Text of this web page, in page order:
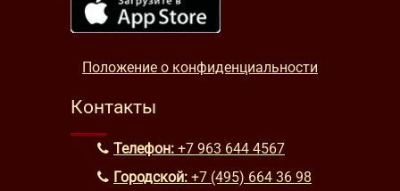
Положение о конфиденциальности
Контакты
Телефон: +7 963 644 4567
Городской: +7 (495) 664 36 98